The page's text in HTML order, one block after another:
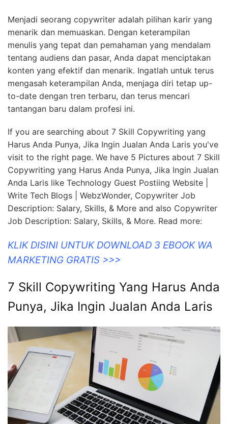
Menjadi seorang copywriter adalah pilihan karir yang
menarik dan memuaskan. Dengan keterampilan
menulis yang tepat dan pemahaman yang mendalam
tentang audiens dan pasar, Anda dapat menciptakan
konten yang efektif dan menarik. Ingatlah untuk terus
mengasah keterampilan Anda, menjaga diri tetap up-
to-date dengan tren terbaru, dan terus mencari
tantangan baru dalam profesi ini.
If you are searching about 7 Skill Copywriting yang
Harus Anda Punya, Jika Ingin Jualan Anda Laris you've
visit to the right page. We have 5 Pictures about 7 Skill
Copywriting yang Harus Anda Punya, Jika Ingin Jualan
Anda Laris like Technology Guest Postiing Website |
Write Tech Blogs | WebzWonder, Copywriter Job
Description: Salary, Skills, & More and also Copywriter
Job Description: Salary, Skills, & More. Read more:
KLIK DISINI UNTUK DOWNLOAD 3 EBOOK WA
MARKETING GRATIS >>>
7 Skill Copywriting Yang Harus Anda
Punya, Jika Ingin Jualan Anda Laris